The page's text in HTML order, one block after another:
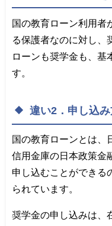
国の教育ローン利用者
る保護者なのに対し、
ローンも奨学金も、基
す。
違い2．申し込
国の教育ローンとは、
信用金庫の日本政策金
申し込むことができる
られています。
奨学金の申し込みは、